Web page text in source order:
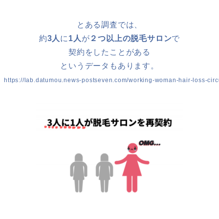
とある調査では、
約3人 に 1人 が ２つ以上の脱毛サロンで
契約をしたことがある
というデータもあります。
https://lab.datumou.news-postseven.com/working-woman-hair-loss-